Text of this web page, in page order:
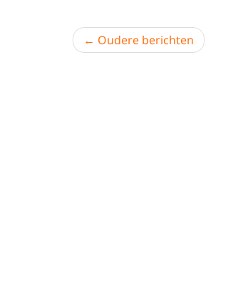
Berichtnavigatie
Oudere berichten